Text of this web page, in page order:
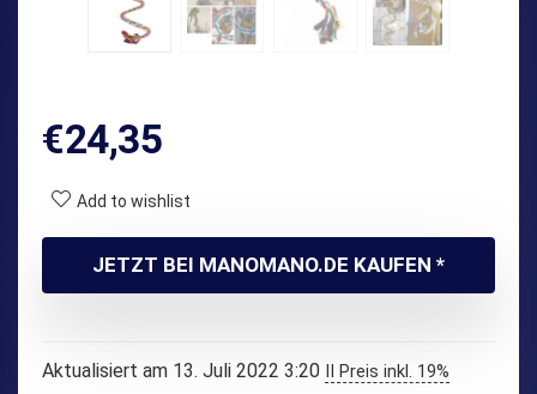
€24,35
Add to wishlist
JETZT BEI MANOMANO.DE KAUFEN *
Aktualisiert am 13. Juli 2022 3:20
II Preis inkl. 19%